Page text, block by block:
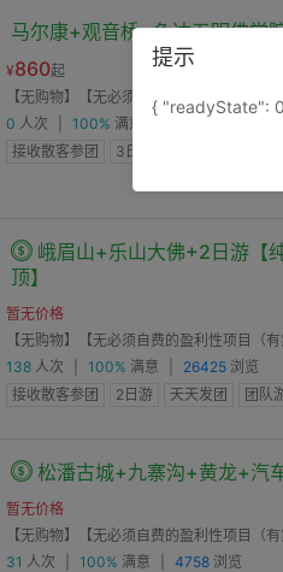
马尔康+观音桥+色达五明佛学
¥860起
【无购物】
【无必须自费的盈利性项目（
0 人次 100% 满意
接收散客参团
3日游
峨眉山+乐山大佛+2日游【
顶】
暂无价格
【无购物】
【无必须自费的盈利性项目（
138 人次 100% 满意 26425 浏览
接收散客参团
2日游 天天发团 团队
松潘古城+九寨沟+黄龙+汽
暂无价格
【无购物】
【无必须自费的盈利性项目（
31 人次 100% 满意 4758 浏览
提示
{ "readyState":